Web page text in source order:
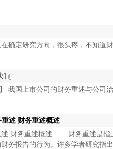
确定研究方向，很头疼，不知道
]
我国上市公司的财务重述与公司治
述 财务重述概述
述 财务重述概述 财务重述是指
务报告的行为。许多学者研究指